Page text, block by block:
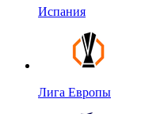
Испания
Лига Европы